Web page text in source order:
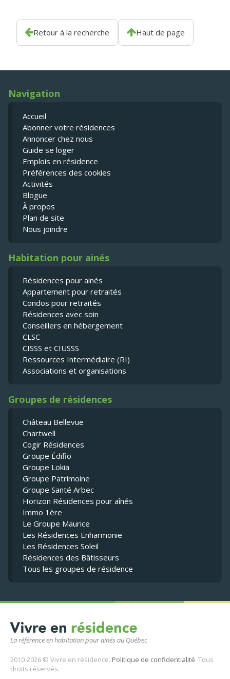
Retour à la recherche Haut de page
La référence en habitation pour ainés au Québec
2010-2026 © Vivre en résidence. Politique de confidentialité. Tous
droits réservés.
Navigation
Accueil
Abonner votre résidences
Annoncer chez nous
Guide se loger
Emplois en résidence
Préférences des cookies
Activités
Blogue
À propos
Plan de site
Nous joindre
Habitation pour ainés
Résidences pour ainés
Appartement pour retraités
Condos pour retraités
Résidences avec soin
Conseillers en hébergement
CLSC
CISSS et CIUSSS
Ressources Intermédiaire (RI)
Associations et organisations
Groupes de résidences
Château Bellevue
Chartwell
Cogir Résidences
Groupe Édifio
Groupe Lokia
Groupe Patrimoine
Groupe Santé Arbec
Horizon Résidences pour aînés
Immo 1ère
Le Groupe Maurice
Les Résidences Enharmonie
Les Résidences Soleil
Résidences des Bâtisseurs
Tous les groupes de résidence